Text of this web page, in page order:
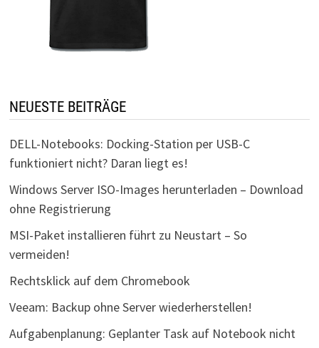
NEUESTE BEITRÄGE
DELL-Notebooks: Docking-Station per USB-C
funktioniert nicht? Daran liegt es!
Windows Server ISO-Images herunterladen – Download
ohne Registrierung
MSI-Paket installieren führt zu Neustart – So
vermeiden!
Rechtsklick auf dem Chromebook
Veeam: Backup ohne Server wiederherstellen!
Aufgabenplanung: Geplanter Task auf Notebook nicht